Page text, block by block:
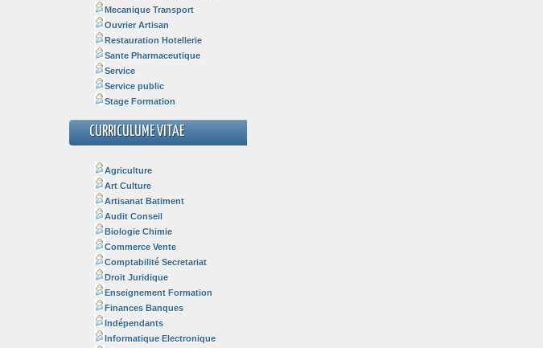
Mecanique Transport
Ouvrier Artisan
Restauration Hotellerie
Sante Pharmaceutique
Service
Service public
Stage Formation
CURRICULUME VITAE
Agriculture
Art Culture
Artisanat Batiment
Audit Conseil
Biologie Chimie
Commerce Vente
Comptabilité Secretariat
Droit Juridique
Enseignement Formation
Finances Banques
Indépendants
Informatique Electronique